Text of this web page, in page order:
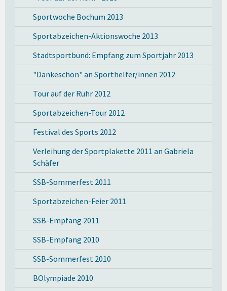
Sportwoche Bochum 2013
Sportabzeichen-Aktionswoche 2013
Stadtsportbund: Empfang zum Sportjahr 2013
"Dankeschön" an Sporthelfer/innen 2012
Tour auf der Ruhr 2012
Sportabzeichen-Tour 2012
Festival des Sports 2012
Verleihung der Sportplakette 2011 an Gabriela
Schäfer
SSB-Sommerfest 2011
Sportabzeichen-Feier 2011
SSB-Empfang 2011
SSB-Empfang 2010
SSB-Sommerfest 2010
BOlympiade 2010